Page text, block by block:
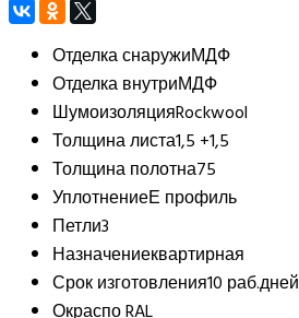
Отделка снаружиМДФ
Отделка внутриМДФ
ШумоизоляцияRockwool
Толщина листа1,5 +1,5
Толщина полотна75
УплотнениеЕ профиль
Петли3
Назначениеквартирная
Срок изготовления10 раб.дней
Окраспо RAL